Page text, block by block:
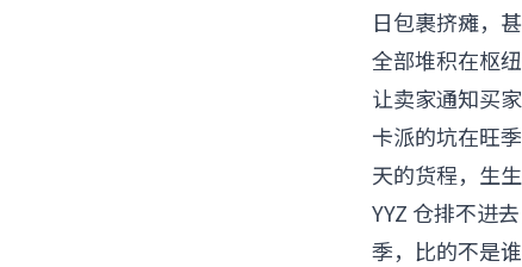
日包裹挤瘫，
全部堆积在枢
让卖家通知买
卡派的坑在旺
天的货程，生
YYZ 仓排不进
季，比的不是